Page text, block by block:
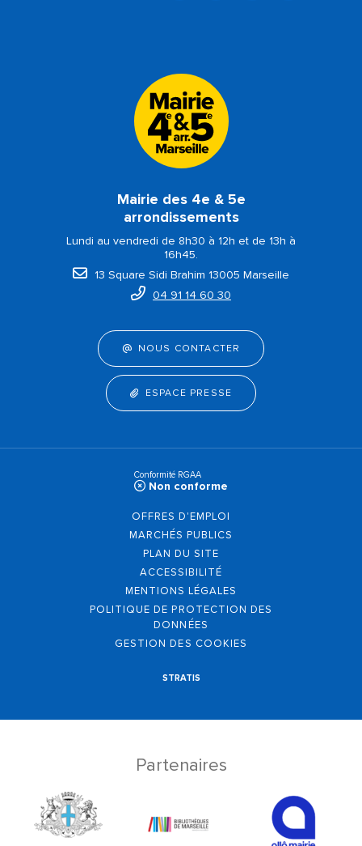
Mairie des 4e & 5e
arrondissements
Lundi au vendredi de 8h30 à 12h et de 13h à
16h45.
13 Square Sidi Brahim 13005 Marseille
04 91 14 60 30
NOUS CONTACTER
ESPACE PRESSE
Conformité RGAA
Non conforme
OFFRES D'EMPLOI
MARCHÉS PUBLICS
PLAN DU SITE
ACCESSIBILITÉ
MENTIONS LÉGALES
POLITIQUE DE PROTECTION DES
DONNÉES
GESTION DES COOKIES
STRATIS
Partenaires